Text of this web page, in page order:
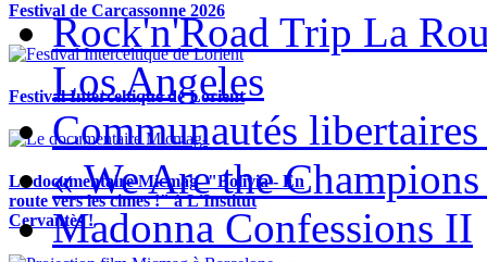
Festival de Carcassonne 2026
Festival Interceltique de Lorient
Le documentaire Micmag- "Bolivia - En
route vers les cimes !" à L'Institut
Cervantès !
Rock'n'Road Trip La
Los Angeles
Communautés libertaires
« We Are the
Madonna Confessions II